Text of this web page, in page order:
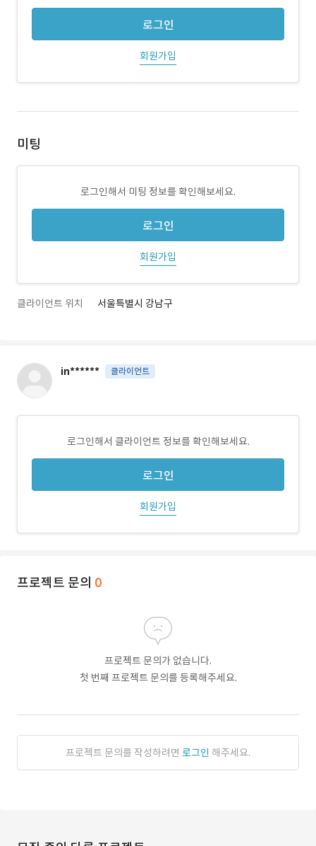
로그인
회원가입
미팅
로그인해서 미팅 정보를 확인해보세요.
로그인
회원가입
클라이언트 위치 서울특별시 강남구
in****** 클라이언트
로그인해서 클라이언트 정보를 확인해보세요.
로그인
회원가입
프로젝트 문의 0
프로젝트 문의가 없습니다.
첫 번째 프로젝트 문의를 등록해주세요.
프로젝트 문의를 작성하려면 로그인 해주세요.